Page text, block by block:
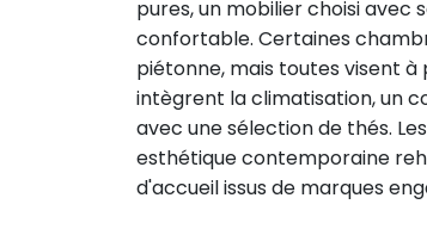
pures, un mobilier choisi
confortable. Certaines
piétonne, mais toutes visent
intègrent la climatisation, un
avec une sélection de thés.
esthétique contemporaine
d'accueil issus de marques